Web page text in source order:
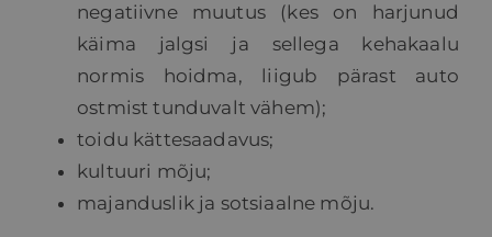
negatiivne muutus (kes on harjunud
käima jalgsi ja sellega kehakaalu
normis hoidma, liigub pärast auto
ostmist tunduvalt vähem);
toidu kättesaadavus;
kultuuri mõju;
majanduslik ja sotsiaalne mõju.